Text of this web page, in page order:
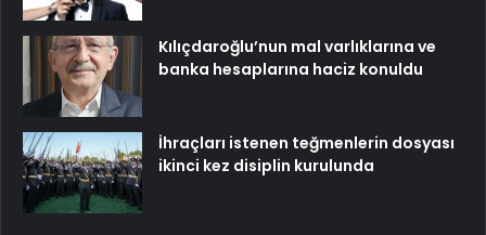
Kılıçdaroğlu’nun mal varlıklarına ve
banka hesaplarına haciz konuldu
İhraçları istenen teğmenlerin dosyası
ikinci kez disiplin kurulunda